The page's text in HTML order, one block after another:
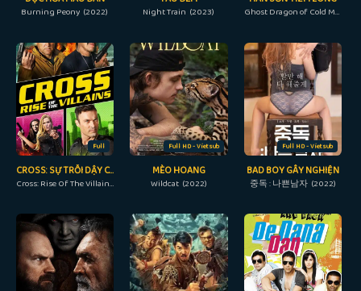
Burning Peony (2022) Night Train (2023) Ghost Dragon of Cold Mountain (2014)
Full
CROSS: SỰ TRỖI DẬY CỦA NHỮNG KẺ PHẢN DIỆN
Cross: Rise Of The Villains (2019)
Full HD - Vietsub
MÈO HOANG
Wildcat (2022)
Full HD - Vietsub
BAD BOY GÂY NGHIỆN
중독 : 나쁜남자 (2022)